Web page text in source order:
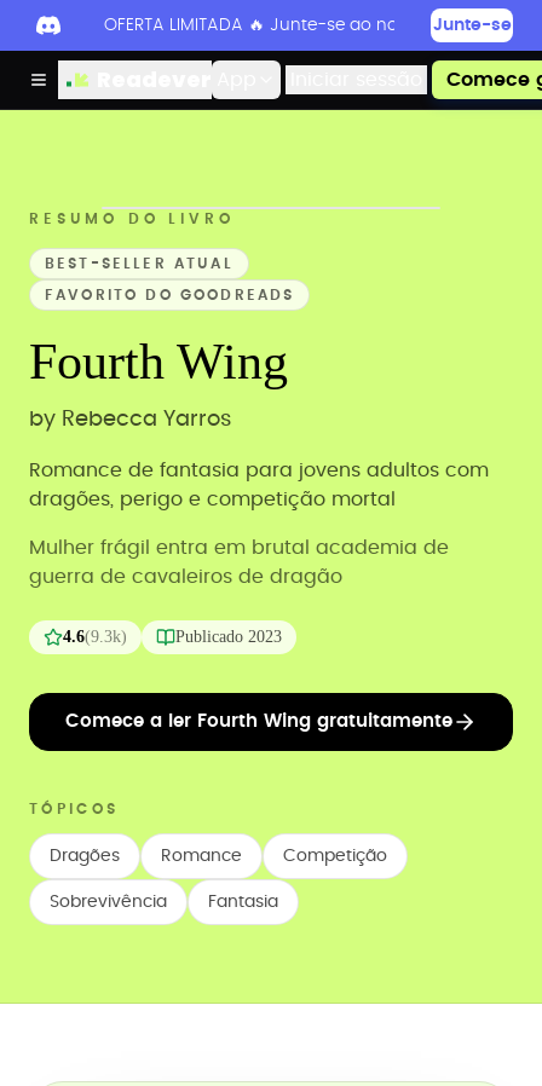
OFERTA LIMITADA 🔥 Junte-se ao nosso Discord
Junte-se
Comece
RESUMO DO LIVRO
BEST-SELLER ATUAL
FAVORITO DO GOODREADS
Fourth Wing
by Rebecca Yarros
Romance de fantasia para jovens adultos com
dragões, perigo e competição mortal
Mulher frágil entra em brutal academia de
guerra de cavaleiros de dragão
4.6(9.3k) Publicado 2023
Comece a ler Fourth Wing gratuitamente
TÓPICOS
Dragões Romance Competição
Sobrevivência Fantasia